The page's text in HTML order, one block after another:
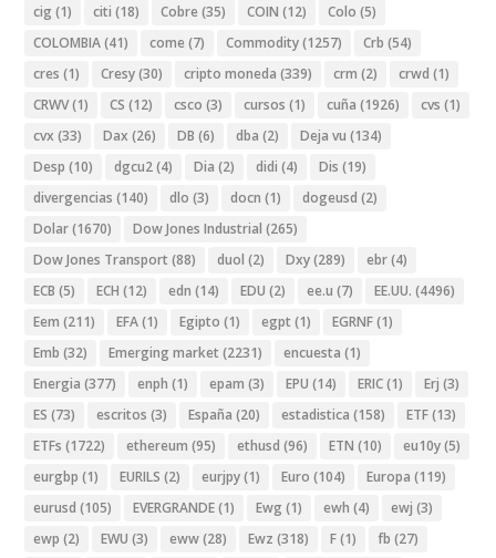
cig (1) citi (18) Cobre (35) COIN (12) Colo (5)
COLOMBIA(41) come (7) Commodity(1257) Crb (54)
cres (1) Cresy(30) cripto moneda (339) crm (2) crwd (1)
CRWV(1) CS (12) csco (3) cursos (1) cuña (1926) cvs (1)
cvx (33) Dax (26) DB (6) dba (2) Deja vu (134)
Desp (10) dgcu2(4) Dia (2) didi (4) Dis (19)
divergencias (140) dlo (3) docn (1) dogeusd (2)
Dolar(1670) Dow Jones Industrial (265)
Dow Jones Transport (88) duol (2) Dxy(289) ebr(4)
ECB (5) ECH (12) edn (14) EDU (2) ee.u (7) EE.UU. (4496)
Eem (211) EFA(1) Egipto (1) egpt (1) EGRNF(1)
Emb (32) Emerging market (2231) encuesta (1)
Energia (377) enph (1) epam (3) EPU (14) ERIC(1) Erj (3)
ES (73) escritos (3) España (20) estadistica (158) ETF(13)
ETFs (1722) ethereum (95) ethusd (96) ETN (10) eu10y(5)
eurgbp (1) EURILS (2) eurjpy(1) Euro (104) Europa (119)
eurusd (105) EVERGRANDE(1) Ewg (1) ewh (4) ewj (3)
ewp (2) EWU (3) eww(28) Ewz (318) F(1) fb (27)